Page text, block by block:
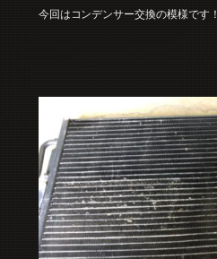
今回はコンデンサー交換の模様です！